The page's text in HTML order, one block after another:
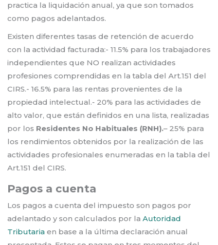
practica la liquidación anual, ya que son tomados
como pagos adelantados.
Existen diferentes tasas de retención de acuerdo
con la actividad facturada:- 11.5% para los trabajadores
independientes que NO realizan actividades
profesiones comprendidas en la tabla del Art.151 del
CIRS.- 16.5% para las rentas provenientes de la
propiedad intelectual.- 20% para las actividades de
alto valor, que están definidos en una lista, realizadas
por los Residentes No Habituales (RNH).– 25% para
los rendimientos obtenidos por la realización de las
actividades profesionales enumeradas en la tabla del
Art.151 del CIRS.
Pagos a cuenta
Los pagos a cuenta del impuesto son pagos por
adelantado y son calculados por la Autoridad
Tributaria en base a la última declaración anual